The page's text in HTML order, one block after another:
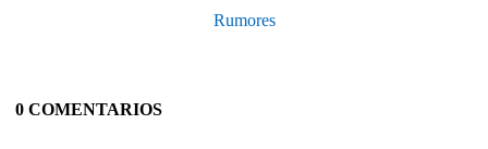
Rumores
0 COMENTARIOS